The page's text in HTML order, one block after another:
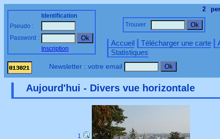
2
Accueil Télécharger une carte
Statistiques
Identification
Pseudo :
Password :
Inscription
Trouver
Newsletter : votre email
Aujourd'hui - Divers vue horizontale
1